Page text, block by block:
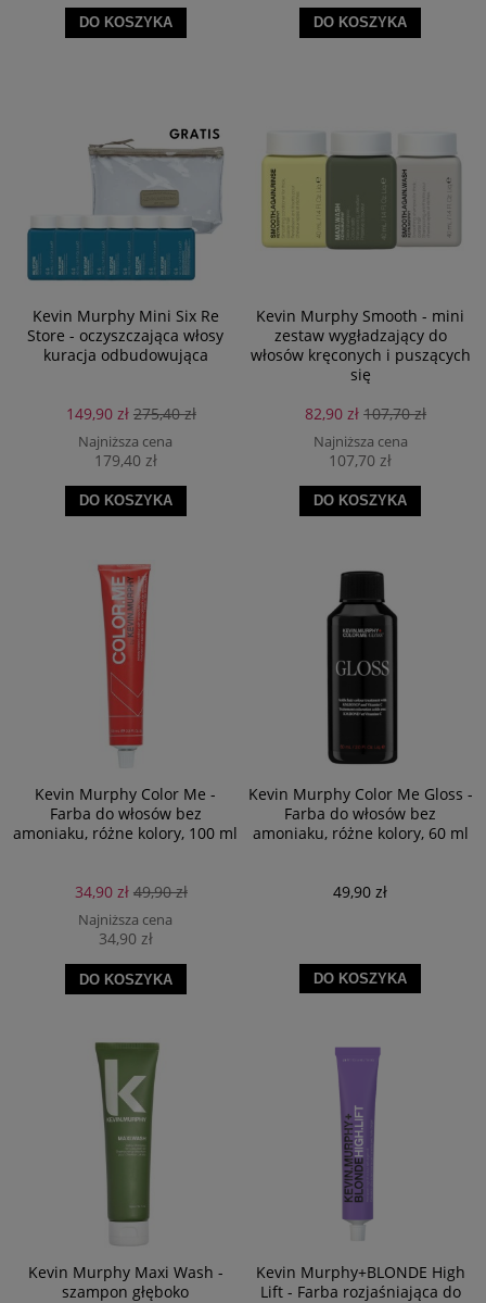
DO KOSZYKA DO KOSZYKA
Kevin Murphy Mini Six Re
Store - oczyszczająca włosy
kuracja odbudowująca
149,90 zł 275,40 zł
Najniższa cena
179,40 zł
DO KOSZYKA
Kevin Murphy Smooth - mini
zestaw wygładzający do
włosów kręconych i puszących
się
82,90 zł 107,70 zł
Najniższa cena
107,70 zł
DO KOSZYKA
Kevin Murphy Color Me -
Farba do włosów bez
amoniaku, różne kolory, 100 ml
34,90 zł 49,90 zł
Najniższa cena
34,90 zł
DO KOSZYKA
Kevin Murphy Color Me Gloss -
Farba do włosów bez
amoniaku, różne kolory, 60 ml
49,90 zł
DO KOSZYKA
Kevin Murphy Maxi Wash -
szampon głęboko
Kevin Murphy+BLONDE High
Lift - Farba rozjaśniająca do